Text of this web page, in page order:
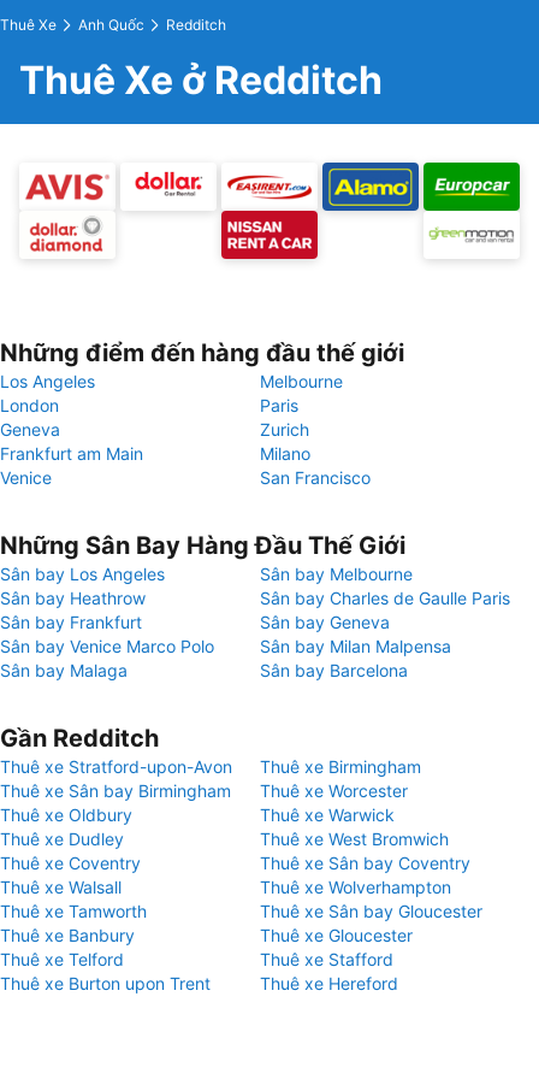
Thuê Xe Anh Quốc Redditch
Thuê Xe ở Redditch
Những điểm đến hàng đầu thế giới
Los Angeles
Melbourne
London
Paris
Geneva
Zurich
Frankfurt am Main
Milano
Venice
San Francisco
Những Sân Bay Hàng Đầu Thế Giới
Sân bay Los Angeles
Sân bay Melbourne
Sân bay Heathrow
Sân bay Charles de Gaulle Paris
Sân bay Frankfurt
Sân bay Geneva
Sân bay Venice Marco Polo
Sân bay Milan Malpensa
Sân bay Malaga
Sân bay Barcelona
Gần Redditch
Thuê xe Stratford-upon-Avon
Thuê xe Birmingham
Thuê xe Sân bay Birmingham
Thuê xe Worcester
Thuê xe Oldbury
Thuê xe Warwick
Thuê xe Dudley
Thuê xe West Bromwich
Thuê xe Coventry
Thuê xe Sân bay Coventry
Thuê xe Walsall
Thuê xe Wolverhampton
Thuê xe Tamworth
Thuê xe Sân bay Gloucester
Thuê xe Banbury
Thuê xe Gloucester
Thuê xe Telford
Thuê xe Stafford
Thuê xe Burton upon Trent
Thuê xe Hereford